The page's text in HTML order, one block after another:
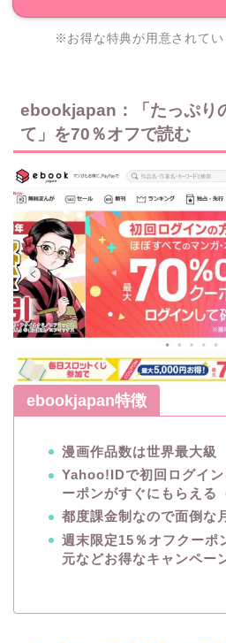
※お得な特典が用意されてい
ebookjapan：「たっぷり
て」を70％オフで読む
ebookjapan特徴
漫画作品数は世界最大級
Yahoo!IDで初回ログイン
ーポンがすぐにもらえる
都度課金制なので面倒な
週末限定15％オフクーポ
元などお得なキャンペー